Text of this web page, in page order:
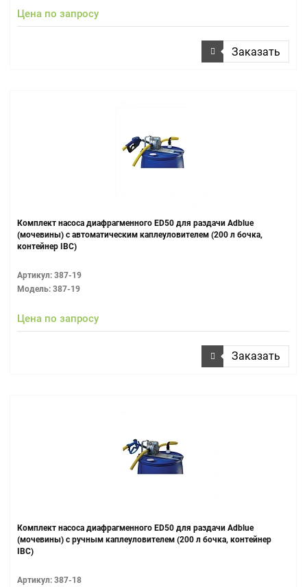
Цена по запросу
Заказать
Комплект насоса диафрагменного ED50 для раздачи Adblue
(мочевины) с автоматическим каплеуловителем (200 л бочка,
контейнер IBC)
Артикул: 387-19
Модель: 387-19
Цена по запросу
Заказать
Комплект насоса диафрагменного ED50 для раздачи Adblue
(мочевины) с ручным каплеуловителем (200 л бочка, контейнер
IBC)
Артикул: 387-18